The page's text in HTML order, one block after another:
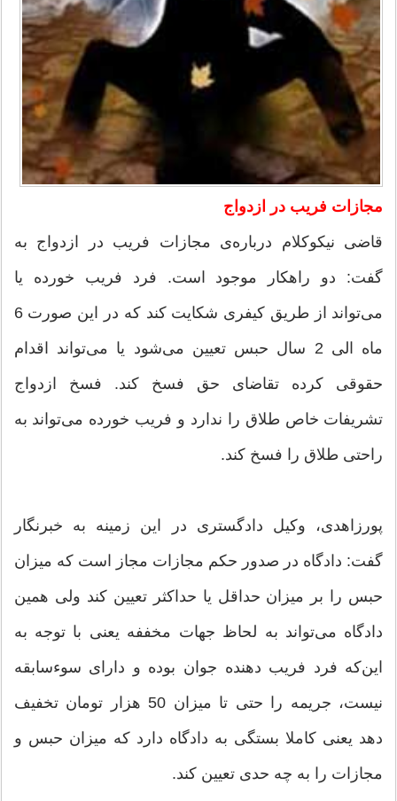
مجازات فریب در ازدواج
قاضی نیكوكلام درباره‌ی مجازات فریب در ازدواج به
گفت: دو راهكار موجود است. فرد فریب خورده یا
می‌تواند از طریق كیفری شكایت كند كه در این صورت 6
ماه الی 2 سال حبس تعیین می‌شود یا می‌تواند اقدام
حقوقی كرده تقاضای حق فسخ كند. فسخ ازدواج
تشریفات خاص طلاق را ندارد و فریب خورده می‌تواند به
راحتی طلاق را فسخ كند.
پورزاهدی، وكیل دادگستری در این زمینه به خبرنگار
گفت: دادگاه در صدور حكم مجازات مجاز است كه میزان
حبس را بر میزان حداقل یا حداكثر تعیین كند ولی همین
دادگاه می‌تواند به لحاظ جهات مخففه یعنی با توجه به
این‌كه فرد فریب دهنده جوان بوده و دارای سوء‌سابقه
نیست، جریمه را حتی تا میزان 50 هزار تومان تخفیف
دهد یعنی كاملا بستگی به دادگاه دارد كه میزان حبس و
مجازات را به چه حدی تعیین كند.